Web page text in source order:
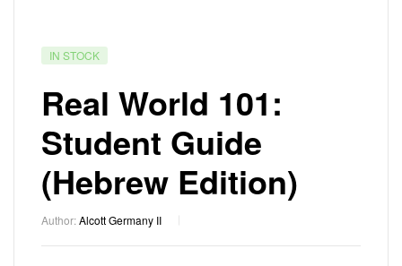
IN STOCK
Real World 101:
Student Guide
(Hebrew Edition)
Author:Alcott Germany II